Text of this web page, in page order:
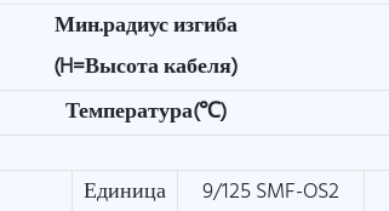
Мин.радиус изгиба
(H=Высота кабеля)
Температура(℃)
Единица 9/125 SMF-OS2